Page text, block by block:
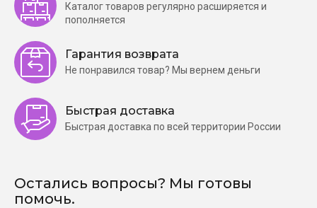
Каталог товаров регулярно расширяется и
пополняется
Гарантия возврата
Не понравился товар? Мы вернем деньги
Быстрая доставка
Быстрая доставка по всей территории России
Остались вопросы? Мы готовы
помочь.